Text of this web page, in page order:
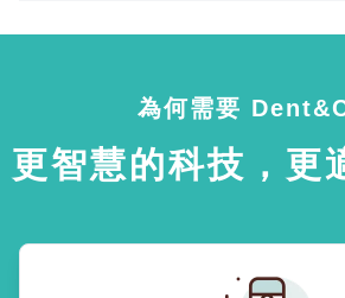
為何需要
更智慧的科技，更